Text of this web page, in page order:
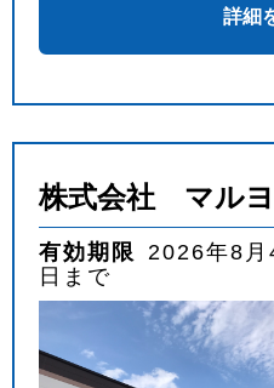
詳細
株式会社 マル
有効期限 2026年8
日まで